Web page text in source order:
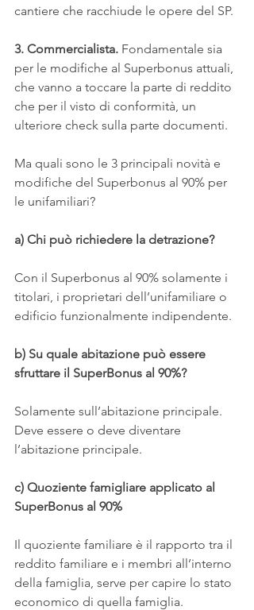
cantiere che racchiude le opere del SP.
3. Commercialista. Fondamentale sia
per le modifiche al Superbonus attuali,
che vanno a toccare la parte di reddito
che per il visto di conformità, un
ulteriore check sulla parte documenti.
Ma quali sono le 3 principali novità e
modifiche del Superbonus al 90% per
le unifamiliari?
a) Chi può richiedere la detrazione?
Con il Superbonus al 90% solamente i
titolari, i proprietari dell’unifamiliare o
edificio funzionalmente indipendente.
b) Su quale abitazione può essere
sfruttare il SuperBonus al 90%?
Solamente sull’abitazione principale.
Deve essere o deve diventare
l’abitazione principale.
c) Quoziente famigliare applicato al
SuperBonus al 90%
Il quoziente familiare è il rapporto tra il
reddito familiare e i membri all’interno
della famiglia, serve per capire lo stato
economico di quella famiglia.